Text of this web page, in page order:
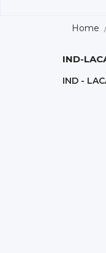
Home
IND-
IND -